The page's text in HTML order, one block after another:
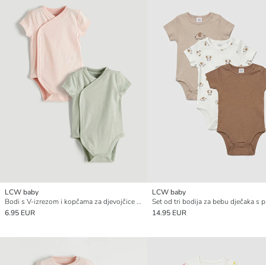
LCW baby
Bodi s V-izrezom i kopčama za djevojčice (pakiranje od 2)
6.95 EUR
LCW baby
14.95 EUR